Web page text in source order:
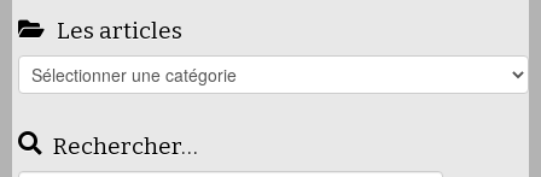
Les articles
Les
articles
Rechercher…